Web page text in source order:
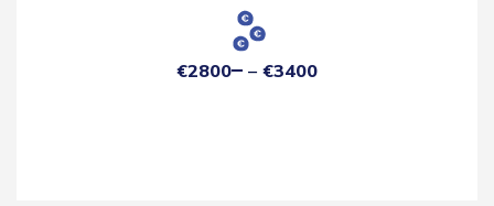
€2800 €3400